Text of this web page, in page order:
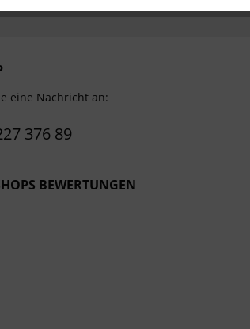
eine Nachricht an:
376 89
BEWERTUNGEN